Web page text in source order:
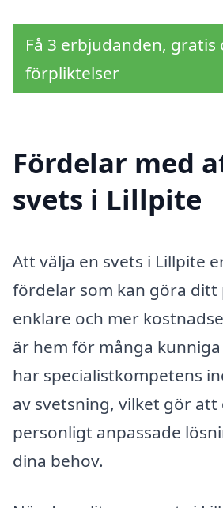
Få 3 erbjudanden, gratis
förpliktelser
Fördelar med
svets i Lillpite
Att välja en svets i Lillpite
fördelar som kan göra ditt
enklare och mer
är hem för många
har specialistkompetens
av svetsning, vilket gör att
personligt anpassade
dina behov.